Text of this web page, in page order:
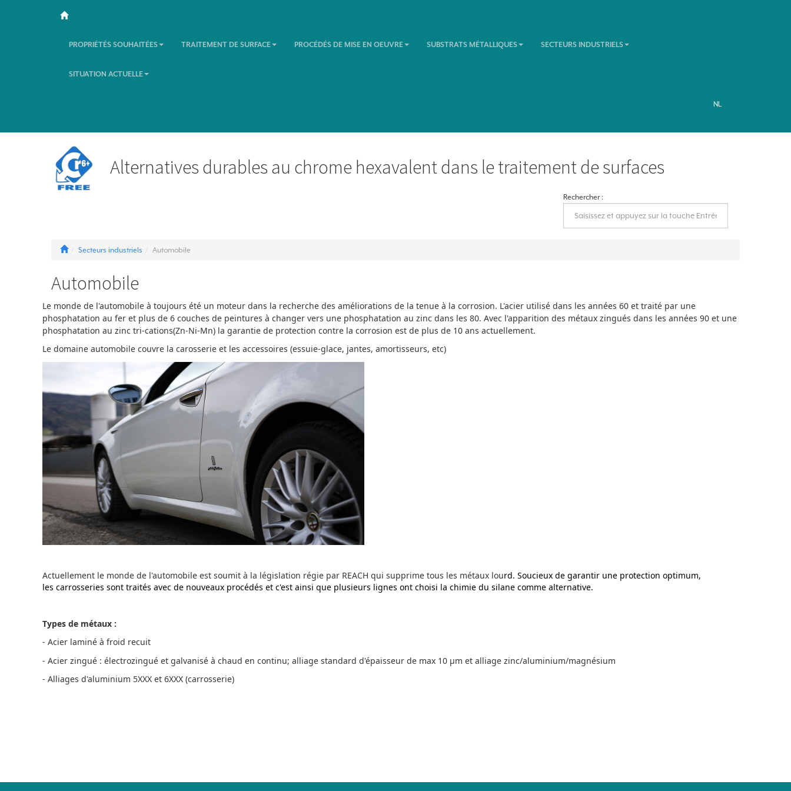
PROPRIÉTÉS SOUHAITÉES TRAITEMENT DE SURFACE PROCÉDÉS DE MISE EN OEUVRE SUBSTRATS MÉTALLIQUES SECTEURS INDUSTRIELS
SITUATION ACTUELLE
NL
Alternatives durables au chrome hexavalent dans le traitement de surfaces
Rechercher :
Secteurs industriels Automobile
Automobile
Le monde de l'automobile à toujours été un moteur dans la recherche des améliorations de la tenue à la corrosion. L'acier utilisé dans les années 60 et traité par une
phosphatation au fer et plus de 6 couches de peintures à changer vers une phosphatation au zinc dans les 80. Avec l'apparition des métaux zingués dans les années 90 et une
phosphatation au zinc tri-cations(Zn-Ni-Mn) la garantie de protection contre la corrosion est de plus de 10 ans actuellement.
Le domaine automobile couvre la carosserie et les accessoires (essuie-glace, jantes, amortisseurs, etc)
Actuellement le monde de l'automobile est soumit à la législation régie par REACH qui supprime tous les métaux lourd. Soucieux de garantir une protection optimum,
les carrosseries sont traités avec de nouveaux procédés et c'est ainsi que plusieurs lignes ont choisi la chimie du silane comme alternative.
Types de métaux :
- Acier laminé à froid recuit
- Acier zingué : électrozingué et galvanisé à chaud en continu; alliage standard d'épaisseur de max 10 µm et alliage zinc/aluminium/magnésium
- Alliages d'aluminium 5XXX et 6XXX (carrosserie)